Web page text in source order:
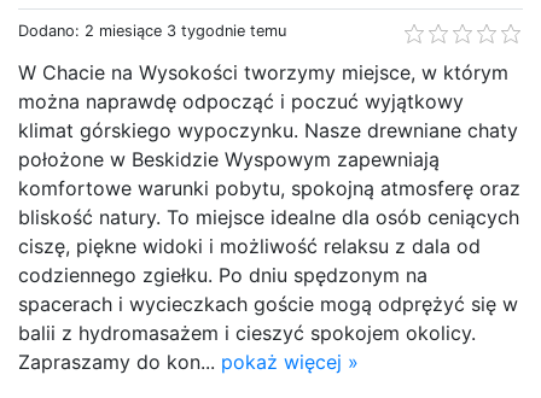
Dodano: 2 miesiące 3 tygodnie temu
W Chacie na Wysokości tworzymy miejsce, w którym
można naprawdę odpocząć i poczuć wyjątkowy
klimat górskiego wypoczynku. Nasze drewniane chaty
położone w Beskidzie Wyspowym zapewniają
komfortowe warunki pobytu, spokojną atmosferę oraz
bliskość natury. To miejsce idealne dla osób ceniących
ciszę, piękne widoki i możliwość relaksu z dala od
codziennego zgiełku. Po dniu spędzonym na
spacerach i wycieczkach goście mogą odprężyć się w
balii z hydromasażem i cieszyć spokojem okolicy.
Zapraszamy do kon... pokaż więcej »